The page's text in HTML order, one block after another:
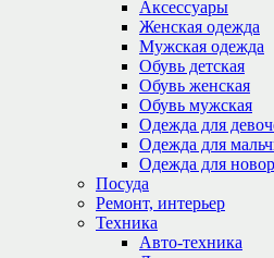
Аксессуары
Женская одежда
Мужская одежда
Обувь детская
Обувь женская
Обувь мужская
Одежда для
Одежда для
Одежда для
Посуда
Ремонт, интерьер
Техника
Авто-техника